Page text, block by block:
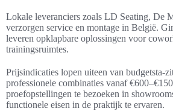
Lokale leveranciers zoals LD Seating, De
verzorgen service en montage in België.
leveren opklapbare oplossingen voor
trainingsruimtes.
Prijsindicaties lopen uiteen van budgetsta-
professionele combinaties vanaf
proefopstellingen te bezoeken in
functionele eisen in de praktijk te ervaren.